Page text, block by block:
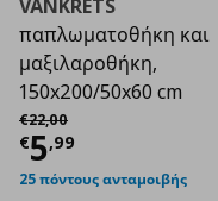
VÄNKRETS
παπλωματοθήκη και
μαξιλαροθήκη,
150x200/50x60 cm
€22,00
Αρχική τιμή
€5,99
Τρέχουσα
25 πόντους ανταμοιβής